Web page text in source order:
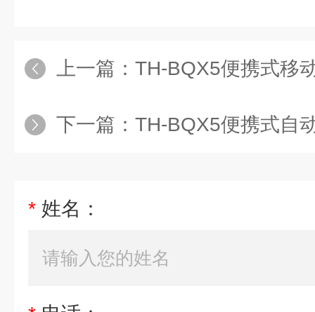
上一篇： TH-BQX5便携式移
下一篇： TH-BQX5便携式自
* 姓名：